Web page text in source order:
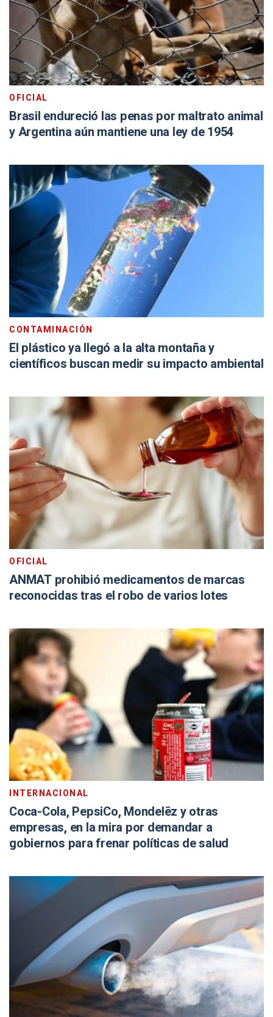
OFICIAL
Brasil endureció las penas por maltrato animal
y Argentina aún mantiene una ley de 1954
CONTAMINACIÓN
El plástico ya llegó a la alta montaña y
científicos buscan medir su impacto ambiental
OFICIAL
ANMAT prohibió medicamentos de marcas
reconocidas tras el robo de varios lotes
INTERNACIONAL
Coca-Cola, PepsiCo, Mondelēz y otras
empresas, en la mira por demandar a
gobiernos para frenar políticas de salud